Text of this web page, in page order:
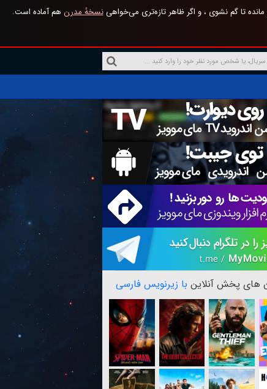
تا گم نشوی ، و اگر ظاهر تازه‌تری می‌خواهینسخهٔ مدرن هم آماده است.
های پخش آنلاین با زیرنویس فارسی